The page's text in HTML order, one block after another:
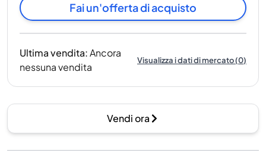
Fai un'offerta di acquisto
Ultima vendita:Ancora
nessuna vendita
Visualizza i dati di mercato(0)
Vendi ora